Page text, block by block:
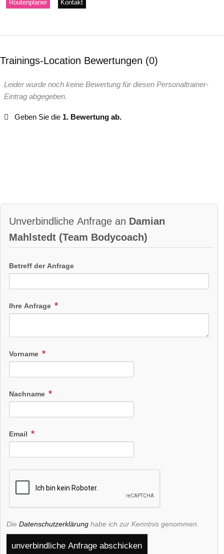
Routenplaner Kontakt
Trainings-Location Bewertungen 0
Leider wurde noch keine Bewertung für diesen Personaltrainer-
Eintrag abgegeben.
Geben Sie die 1. Bewertung ab.
Unverbindliche Anfrage an Damian
Mahlstedt (Team Bodycoach)
Betreff der Anfrage
Ihre Anfrage
Vorname
Nachname
Email
Die Datenschutzerklärung habe ich zur Kenntnis genommen.
unverbindliche Anfrage abschicken